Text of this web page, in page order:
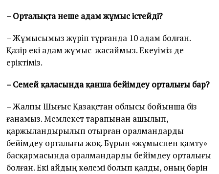
– Орталықта неше адам жұмыс істейді?
– Жұмысымыз жүріп тұрғанда 10 адам болған.
Қазір екі адам жұмыс жасаймыз. Екеуіміз де
еріктіміз.
– Семей қаласында қанша бейімдеу орталығы бар?
– Жалпы Шығыс Қазақстан облысы бойынша біз
ғанамыз. Мемлекет тарапынан ашылып,
қаржыландырылып отырған оралмандарды
бейімдеу орталығы жоқ. Бұрын «жұмыспен қамту»
басқармасында оралмандарды бейімдеу орталығы
болған. Екі айдың көлемі болып қалды, оның бәрін